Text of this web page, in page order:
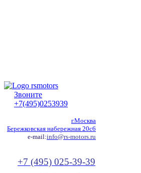
Звоните
+7(495)0253939
г.Москва
Бережковская набережная 20с6
e-mail:info@rs-motors.ru
+7 (495) 025-39-39